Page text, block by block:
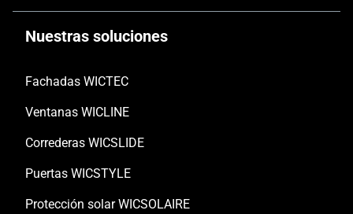
Nuestras soluciones
Fachadas WICTEC
Ventanas WICLINE
Correderas WICSLIDE
Puertas WICSTYLE
Protección solar WICSOLAIRE